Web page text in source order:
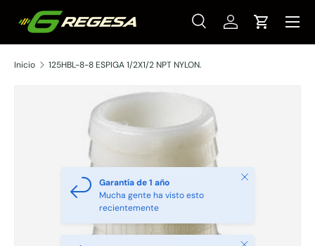
Ir al contenido
Buscar
Tipo de producto
BuscarIniciar sesión
Carrito
Menú
Inicio 125HBL-8-8 ESPIGA 1/2X1/2 NPT NYLON.
Garantía de 1 año
Mucha gente ha visto esto
recientemente
Cerrar